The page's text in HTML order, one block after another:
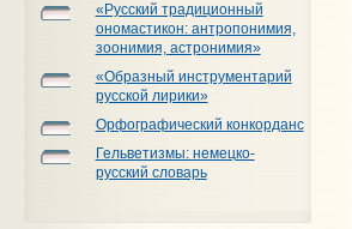
«Русский традиционный
ономастикон: антропонимия,
зоонимия, астронимия»
«Образный инструментарий
русской лирики»
Орфографический конкорданс
Гельветизмы: немецко-
русский словарь